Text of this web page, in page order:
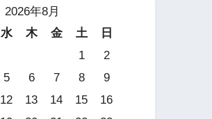
2026年8月
水 木 金 土
日
1
2
5 6 7 8
9
12 13 14 15
16